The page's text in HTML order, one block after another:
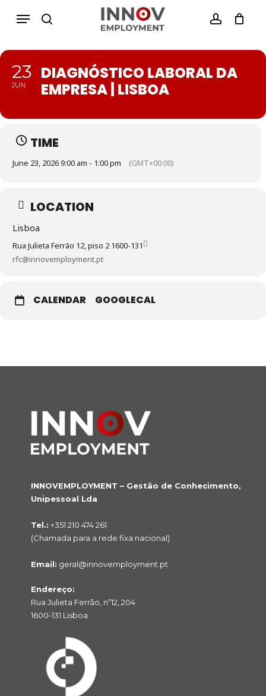
search account
Menu
Cesto de Compras Close
23
JUN
DIAGNÓSTICO LABORAL DA
EMPRESA | LISBOA
TIME
June 23, 2026 9:00 am - 1:00 pm (GMT+00:00)
LOCATION
Lisboa
Rua Julieta Ferrão 12, piso 2 1600-131
rfc@innovemployment.pt
CALENDAR GOOGLECAL
INNOVEMPLOYMENT – Gestão de Conhecimento,
Unipessoal Lda
Tel.: +351 210 474 261
(Chamada para a rede fixa nacional)
Email: geral@innovemployment.pt
Endereço:
Rua Julieta Ferrão, nº12, 204
1600-131 Lisboa